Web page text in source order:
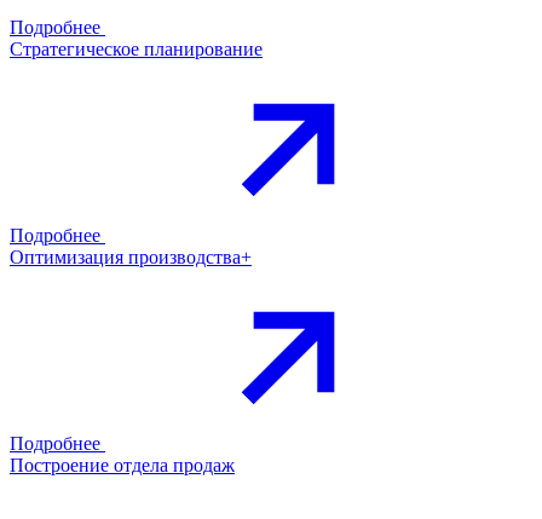
Подробнее
Стратегическое планирование
Подробнее
Оптимизация производства+
Подробнее
Построение отдела продаж